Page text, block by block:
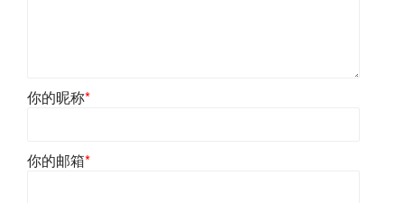
你的昵称*
你的邮箱*